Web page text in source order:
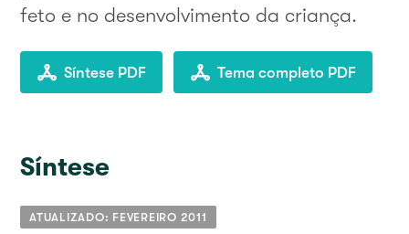
feto e no desenvolvimento da criança.
Síntese PDF Tema completo PDF
Síntese
ATUALIZADO: FEVEREIRO 2011